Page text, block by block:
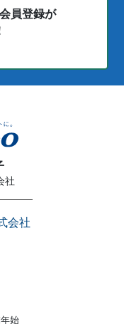
員登録が
社
会社
始